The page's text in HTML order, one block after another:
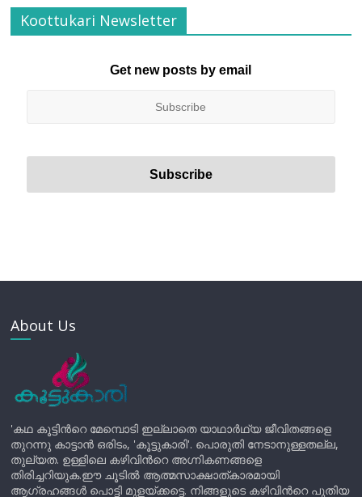
Koottukari Newsletter
Get new posts by email
About Us
'കഥ കൂട്ടിന്‍റെ മേമ്പൊടി ഇല്ലാതെ യാഥാർഥ്യ ജീവിതങ്ങളെ
തുറന്നു കാട്ടാൻ ഒരിടം, 'കൂട്ടുകാരി'. പൊരുതി നേടാനുള്ളതല്ല,
തുല്യത. ഉള്ളിലെ കഴിവിന്‍റെ അഗ്നികണങ്ങളെ
തിരിച്ചറിയുക.ഈ ചൂടിൽ ആത്മസാക്ഷാത്കാരമായി
ആഗ്രഹങ്ങൾ പൊട്ടി മുളയ്ക്കട്ടെ. നിങ്ങളുടെ കഴിവിന്‍റെ പുതിയ